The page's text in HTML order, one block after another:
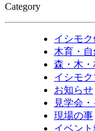
Category
イシモク
木育・
森・木・
イシモ
お知らせ
見学会
現場の事
イベン